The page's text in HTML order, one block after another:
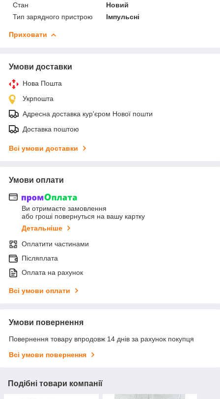
Стан
Новий
Тип зарядного пристрою
Імпульсні
Приховати
Умови доставки
Нова Пошта
Укрпошта
Адресна доставка кур'єром Нової пошти
Доставка поштою
Всі умови доставки
Умови оплати
Ви отримаєте замовлення
або гроші повернуться на вашу картку
Детальніше
Оплатити частинами
Післяплата
Оплата на рахунок
Всі умови оплати
Умови повернення
Повернення товару впродовж 14 днів за рахунок покупця
Всі умови повернення
Подібні товари компанії